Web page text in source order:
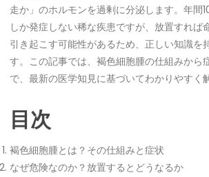
走か」のホルモンを過剰に分泌します。年間
しか発症しない稀な疾患ですが、放置すれば
引き起こす可能性があるため、正しい知識を
す。この記事では、褐色細胞腫の仕組みから
で、最新の医学知見に基づいてわかりやすく
目次
褐色細胞腫とは？その仕組みと症状
なぜ危険なのか？放置するとどうなるか